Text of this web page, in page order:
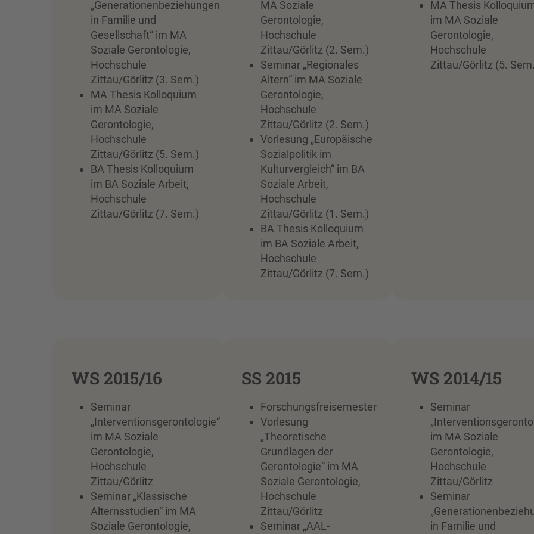
„Generationenbeziehungen
in Familie und
Gesellschaft“ im MA
Soziale Gerontologie,
Hochschule
Zittau/Görlitz (3. Sem.)
MA Thesis Kolloquium
im MA Soziale
Gerontologie,
Hochschule
Zittau/Görlitz (5. Sem.)
BA Thesis Kolloquium
im BA Soziale Arbeit,
Hochschule
Zittau/Görlitz (7. Sem.)
MA Soziale
Gerontologie,
Hochschule
Zittau/Görlitz (2. Sem.)
Seminar „Regionales
Altern“ im MA Soziale
Gerontologie,
Hochschule
Zittau/Görlitz (2. Sem.)
Vorlesung „Europäische
Sozialpolitik im
Kulturvergleich“ im BA
Soziale Arbeit,
Hochschule
Zittau/Görlitz (1. Sem.)
BA Thesis Kolloquium
im BA Soziale Arbeit,
Hochschule
Zittau/Görlitz (7. Sem.)
MA Thesis
im MA Soziale
Gerontologie,
Hochschule
Zittau/Görlitz (5.
WS 2015/16
Seminar
„Interventionsgerontologie“
im MA Soziale
Gerontologie,
Hochschule
Zittau/Görlitz
Seminar „Klassische
Alternsstudien“ im MA
Soziale Gerontologie,
SS 2015
Forschungsfreisemester
Vorlesung
„Theoretische
Grundlagen der
Gerontologie“ im MA
Soziale Gerontologie,
Hochschule
Zittau/Görlitz
Seminar „AAL-
WS 2014/15
Seminar
im MA Soziale
Gerontologie,
Hochschule
Zittau/Görlitz
Seminar
in Familie und